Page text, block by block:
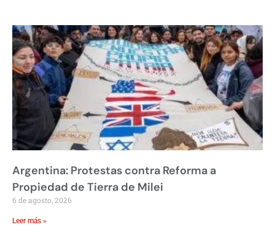
Argentina: Protestas contra Reforma a
Propiedad de Tierra de Milei
6 de agosto, 2026
Leer más »